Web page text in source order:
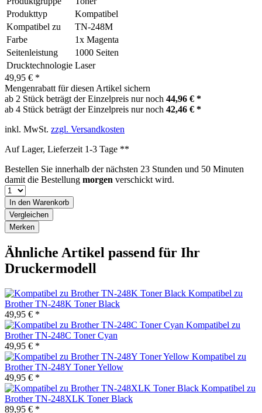
Produkttyp
Kompatibel
Kompatibel zu
TN-248M
Farbe
1x Magenta
Seitenleistung
1000 Seiten
Drucktechnologie Laser
49,95 € *
Mengenrabatt für diesen Artikel sichern
ab 2 Stück beträgt der Einzelpreis nur noch 44,96 € *
ab 4 Stück beträgt der Einzelpreis nur noch 42,46 € *
inkl. MwSt. zzgl. Versandkosten
Auf Lager, Lieferzeit 1-3 Tage **
Bestellen Sie innerhalb der nächsten 23 Stunden und 50 Minuten
damit die Bestellung morgen verschickt wird.
In den Warenkorb
Vergleichen
Merken
Ähnliche Artikel passend für Ihr
Druckermodell
Kompatibel zu
Brother TN-248K Toner Black
49,95 € *
Kompatibel zu
Brother TN-248C Toner Cyan
49,95 € *
Kompatibel zu
Brother TN-248Y Toner Yellow
49,95 € *
Kompatibel zu
Brother TN-248XLK Toner Black
89,95 € *